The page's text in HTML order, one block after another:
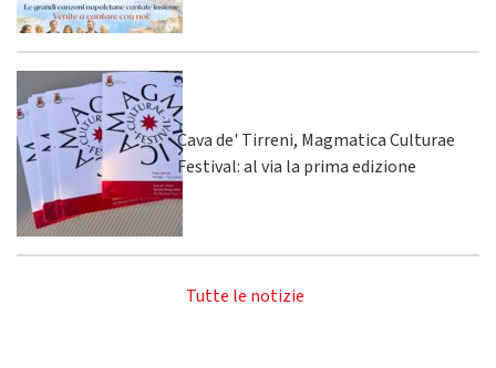
Cava de' Tirreni, Magmatica Culturae
Festival: al via la prima edizione
Tutte le notizie